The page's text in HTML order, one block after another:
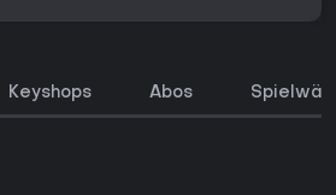
Keyshops Abos